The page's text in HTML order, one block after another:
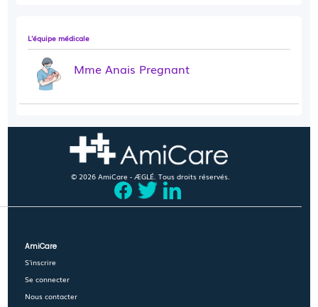
L'équipe médicale
Mme Anais Pregnant
© 2026 AmiCare - ÆGLÉ. Tous droits réservés.
AmiCare
S'inscrire
Se connecter
Nous contacter